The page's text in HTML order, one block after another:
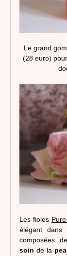
Le grand
(28 euro)
Les fioles
élégant
composées
soin de la